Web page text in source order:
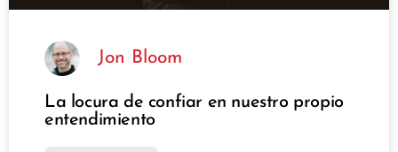
Jon Bloom
La locura de confiar en nuestro propio
entendimiento